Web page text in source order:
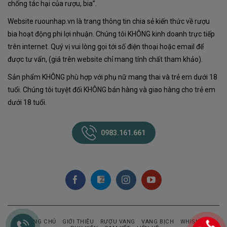
chống tác hại của rượu, bia”.
Website ruounhap.vn là trang thông tin chia sẻ kiến thức về rượu
bia hoạt động phi lợi nhuận. Chúng tôi KHÔNG kinh doanh trực tiếp
trên internet. Quý vị vui lòng gọi tới số điện thoại hoặc email để
được tư vấn, (giá trên website chỉ mang tính chất tham khảo).
Sản phẩm KHÔNG phù hợp với phụ nữ mang thai và trẻ em dưới 18
tuổi. Chúng tôi tuyệt đối KHÔNG bán hàng và giao hàng cho trẻ em
dưới 18 tuổi.
0983.161.661
TRANG CHỦ GIỚI THIỆU RƯỢU VANG VANG BỊCH
WHISKY